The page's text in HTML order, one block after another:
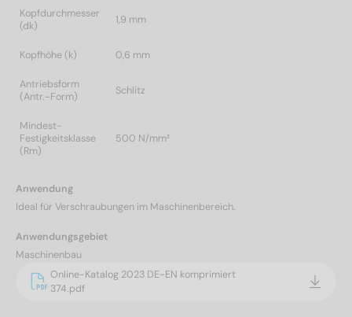
Kopfdurchmesser
(dk)
1,9 mm
Kopfhöhe (k) 0,6 mm
Antriebsform
(Antr.-Form)
Schlitz
Mindest-
Festigkeitsklasse
(Rm)
500 N/mm²
Anwendung
Ideal für Verschraubungen im Maschinenbereich.
Anwendungsgebiet
Maschinenbau
Online-Katalog 2023 DE-EN komprimiert
374.pdf